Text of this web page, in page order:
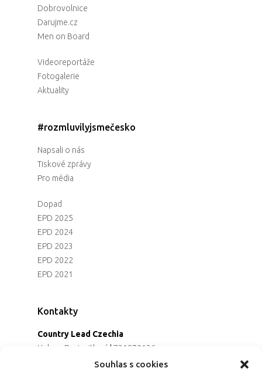
Souhlas s cookies
Dobrovolnice
Darujme.cz
Men on Board
Videoreportáže
Fotogalerie
Aktuality
#rozmluvilyjsmečesko
Napsali o nás
Tiskové zprávy
Pro média
Dopad
EPD 2025
EPD 2024
EPD 2023
EPD 2022
EPD 2021
Kontakty
Country Lead Czechia
Helena Dreiseitlová | 731970136
Koordinátorka projektu